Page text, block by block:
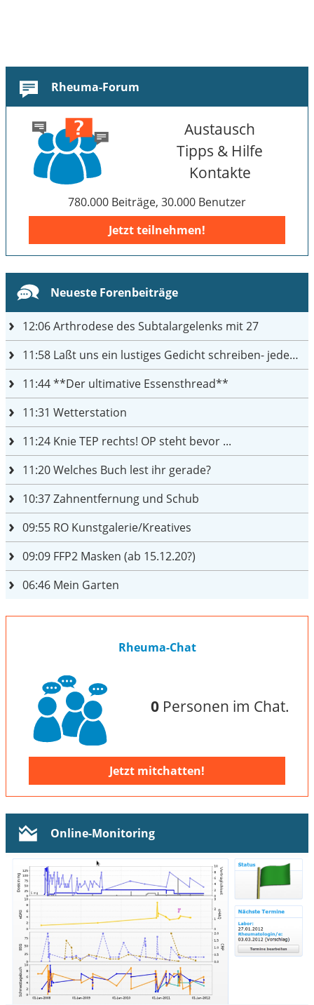
Rheuma-Forum
Austausch
Tipps & Hilfe
Kontakte
780.000 Beiträge, 30.000 Benutzer
Jetzt teilnehmen!
Neueste Forenbeiträge
12:06Arthrodese des Subtalargelenks mit 27
11:58 Laßt uns ein lustiges Gedicht schreiben- jeder einen Satz
11:44**Der ultimative Essensthread**
11:31 Wetterstation
11:24 Knie TEP rechts! OP steht bevor ...
11:20Welches Buch lest ihr gerade?
10:37Zahnentfernung und Schub
09:55 RO Kunstgalerie/Kreatives
09:09 FFP2 Masken (ab 15.12.20?)
06:46 Mein Garten
Rheuma-Chat
0Personen im Chat.
Jetzt mitchatten!
Online-Monitoring